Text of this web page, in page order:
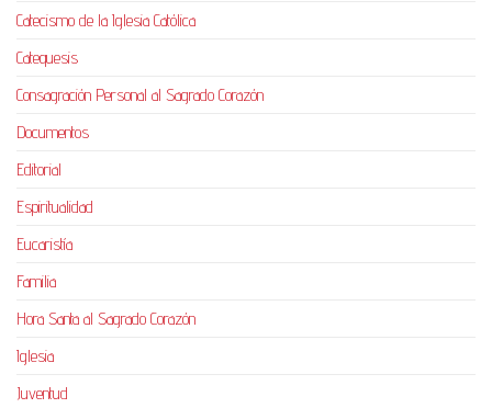
Catecismo de la Iglesia Católica
Catequesis
Consagración Personal al Sagrado Corazón
Documentos
Editorial
Espiritualidad
Eucaristía
Familia
Hora Santa al Sagrado Corazón
Iglesia
Juventud